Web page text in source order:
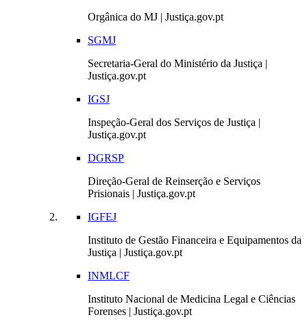
Orgânica do MJ | Justiça.gov.pt
SGMJ
Secretaria-Geral do Ministério da Justiça |
Justiça.gov.pt
IGSJ
Inspeção-Geral dos Serviços de Justiça |
Justiça.gov.pt
DGRSP
Direção-Geral de Reinserção e Serviços
Prisionais | Justiça.gov.pt
IGFEJ
Instituto de Gestão Financeira e Equipamentos da
Justiça | Justiça.gov.pt
INMLCF
Instituto Nacional de Medicina Legal e Ciências
Forenses | Justiça.gov.pt